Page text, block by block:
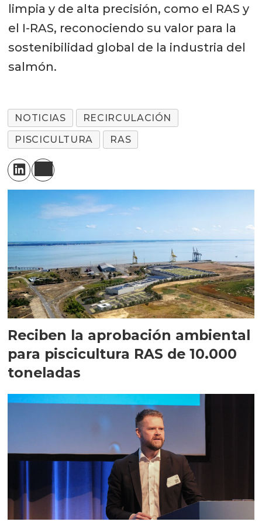
limpia y de alta precisión, como el RAS y
el I-RAS, reconociendo su valor para la
sostenibilidad global de la industria del
salmón.
NOTICIAS
RECIRCULACIÓN
PISCICULTURA
RAS
Reciben la aprobación ambiental
para piscicultura RAS de 10.000
toneladas